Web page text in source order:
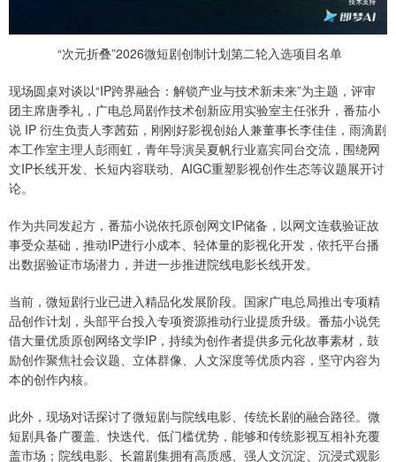
“次元折叠”2026微短剧创制计划第二轮入选项目名单
现场圆桌对谈以“IP跨界融合：解锁产业与技术新未来”为主题，评审
团主席唐季礼，广电总局剧作技术创新应用实验室主任张升，番茄小
说 IP 衍生负责人李茜茹，刚刚好影视创始人兼董事长李佳佳，雨滴剧
本工作室主理人彭雨虹，青年导演吴夏帆行业嘉宾同台交流，围绕网
文IP长线开发、长短内容联动、AIGC重塑影视创作生态等议题展开讨
论。
作为共同发起方，番茄小说依托原创网文IP储备，以网文连载验证故
事受众基础，推动IP进行小成本、轻体量的影视化开发，依托平台播
出数据验证市场潜力，并进一步推进院线电影长线开发。
当前，微短剧行业已进入精品化发展阶段。国家广电总局推出专项精
品创作计划，头部平台投入专项资源推动行业提质升级。番茄小说凭
借大量优质原创网络文学IP，持续为创作者提供多元化故事素材，鼓
励创作聚焦社会议题、立体群像、人文深度等优质内容，坚守内容为
本的创作内核。
此外，现场对话探讨了微短剧与院线电影、传统长剧的融合路径。微
短剧具备广覆盖、快迭代、低门槛优势，能够和传统影视互相补充覆
盖市场；院线电影、长篇剧集拥有高质感、强人文沉淀、沉浸式观影